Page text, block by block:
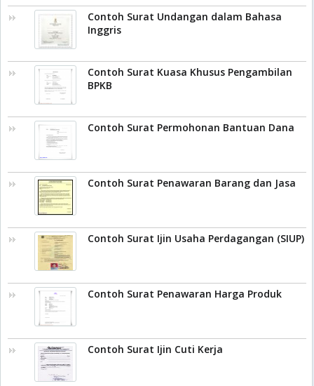
Contoh Surat Undangan dalam Bahasa
Inggris
Contoh Surat Kuasa Khusus Pengambilan
BPKB
Contoh Surat Permohonan Bantuan Dana
Contoh Surat Penawaran Barang dan Jasa
Contoh Surat Ijin Usaha Perdagangan (SIUP)
Contoh Surat Penawaran Harga Produk
Contoh Surat Ijin Cuti Kerja